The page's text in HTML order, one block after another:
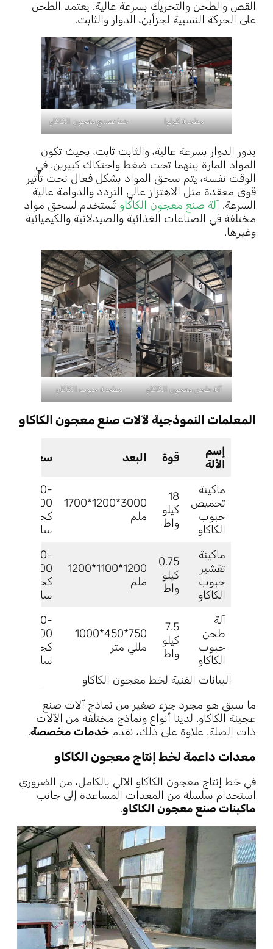
القص والطحن والتحريك بسرعة عالية. يعتمد الطحن
على الحركة النسبية لجزأين، الدوار والثابت.
مطحنة كولوا خط تصنيع معجون الكاكاو
يدور الدوار بسرعة عالية، والثابت ثابت، بحيث تكون
المواد المارة بينهما تحت ضغط واحتكاك كبيرين. في
الوقت نفسه، يتم سحق المواد بشكل فعال تحت تأثير
قوى معقدة مثل الاهتزاز عالي التردد والدوامة عالية
السرعة. آلة صنع معجون الكاكاو تُستخدم لسحق مواد
مختلفة في الصناعات الغذائية والصيدلانية والكيميائية
وغيرها.
آلة طحن معجون الكاكاو مطحنة حبوب الكاكاو
المعلمات النموذجية لآلات صنع معجون الكاكاو
إسم
الألة
قوة البعد سعة
ماكينة
تحميص
حبوب
الكاكاو
18
كيلو
واط
3000*1200*1700
ملم
50-
500
كجم/
ساعة
ماكينة
تقشير
حبوب
الكاكاو
0.75
كيلو
واط
1200*1100*1200
ملم
200-
500
كجم/
ساعة
آلة
طحن
حبوب
الكاكاو
7.5
كيلو
واط
750*450*1000
مللي متر
300-
1200
كجم/
ساعة
البيانات الفنية لخط معجون الكاكاو
ما سبق هو مجرد جزء صغير من نماذج آلات صنع
عجينة الكاكاو. لدينا أنواع ونماذج مختلفة من الآلات
ذات الصلة. علاوة على ذلك، نقدم خدمات مخصصة.
معدات داعمة لخط إنتاج معجون الكاكاو
في خط إنتاج معجون الكاكاو الآلي بالكامل، من الضروري
استخدام سلسلة من المعدات المساعدة إلى جانب
ماكينات صنع معجون الكاكاو.